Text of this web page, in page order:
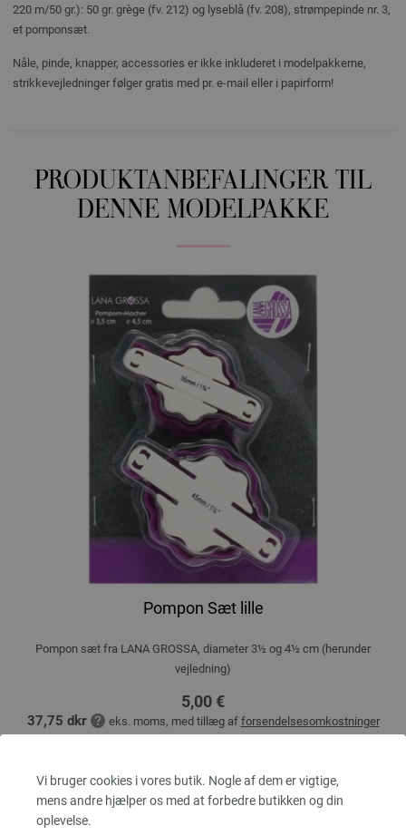
Vi bruger cookies i vores butik. Nogle af dem er vigtige,
mens andre hjælper os med at forbedre butikken og din
oplevelse.
220 m/50 gr.): 50 gr. grège (fv. 212) og lyseblå (fv. 208), strømpepinde nr. 3,
et pomponsæt.
Nåle, pinde, knapper, accessories er ikke inkluderet i modelpakkerne,
strikkevejledninger følger gratis med pr. e-mail eller i papirform!
PRODUKTANBEFALINGER TIL
DENNE MODELPAKKE
Pompon Sæt lille
Pompon sæt fra LANA GROSSA, diameter 3½ og 4½ cm (herunder
vejledning)
5,00 €
37,75 dkr eks. moms, med tillæg af forsendelsesomkostninger